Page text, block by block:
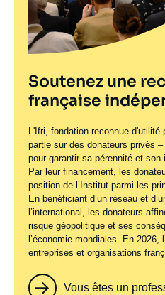
Soutenez une
française
L'Ifri, fondation reconnue d'utilité
partie sur des donateurs privés
pour garantir sa pérennité et son
Par leur financement, les
position de l’Institut parmi les
En bénéficiant d’un réseau et
l’international, les donateurs
risque géopolitique et ses
l’économie mondiales. En 2026,
entreprises et organisations
Vous êtes un